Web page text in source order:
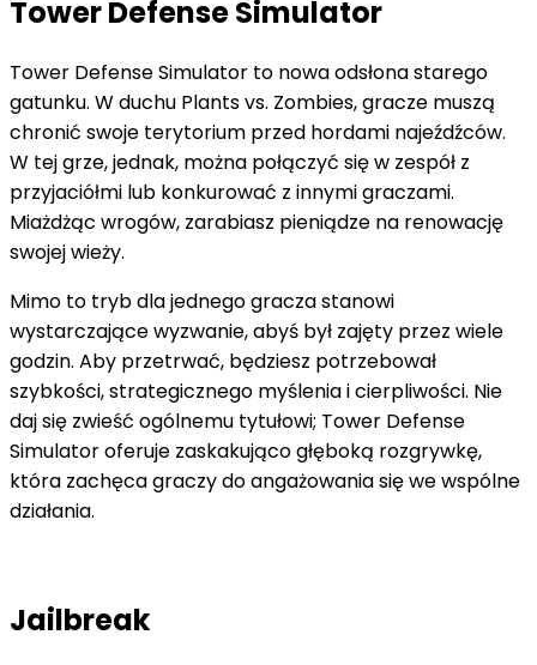
Tower Defense Simulator
Tower Defense Simulator to nowa odsłona starego
gatunku. W duchu Plants vs. Zombies, gracze muszą
chronić swoje terytorium przed hordami najeźdźców.
W tej grze, jednak, można połączyć się w zespół z
przyjaciółmi lub konkurować z innymi graczami.
Miażdżąc wrogów, zarabiasz pieniądze na renowację
swojej wieży.
Mimo to tryb dla jednego gracza stanowi
wystarczające wyzwanie, abyś był zajęty przez wiele
godzin. Aby przetrwać, będziesz potrzebował
szybkości, strategicznego myślenia i cierpliwości. Nie
daj się zwieść ogólnemu tytułowi; Tower Defense
Simulator oferuje zaskakująco głęboką rozgrywkę,
która zachęca graczy do angażowania się we wspólne
działania.
Jailbreak